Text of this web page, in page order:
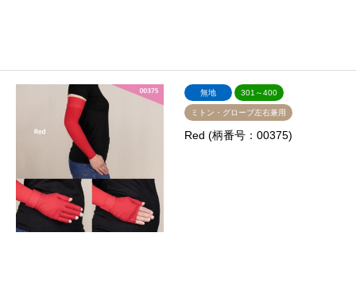
無地 301～400
ミトン・グローブ左右兼用
Red (柄番号：00375)